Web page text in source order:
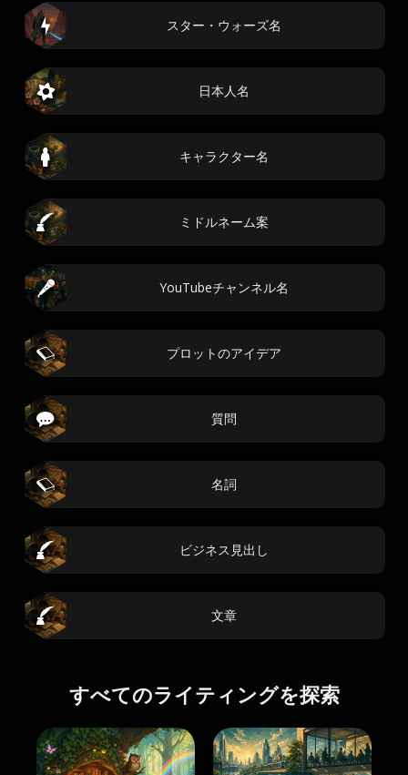
スター・ウォーズ名
日本人名
キャラクター名
ミドルネーム案
YouTubeチャンネル名
プロットのアイデア
質問
名詞
ビジネス見出し
文章
すべてのライティングを探索